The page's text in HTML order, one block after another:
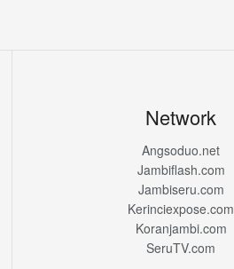
Network
Angsoduo.net
Jambiflash.com
Jambiseru.com
Kerinciexpose.com
Koranjambi.com
SeruTV.com